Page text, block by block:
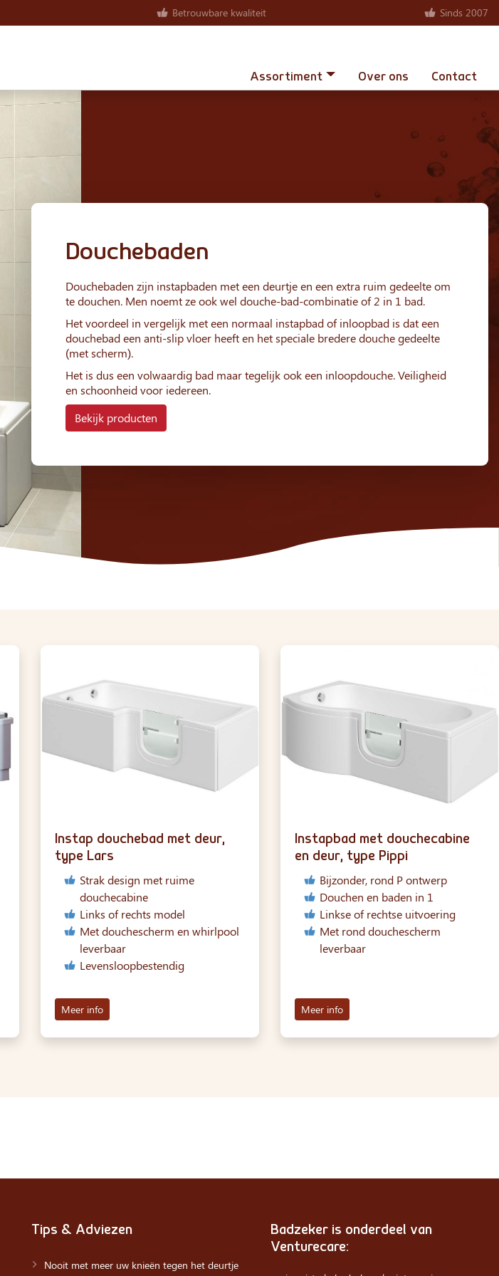
Betrouwbare kwaliteit Sinds 2007
Assortiment Over ons Contact
Douchebaden
Douchebaden zijn instapbaden met een deurtje en een extra ruim gedeelte om
te douchen. Men noemt ze ook wel douche-bad-combinatie of 2 in 1 bad.
Het voordeel in vergelijk met een normaal instapbad of inloopbad is dat een
douchebad een anti-slip vloer heeft en het speciale bredere douche gedeelte
(met scherm).
Het is dus een volwaardig bad maar tegelijk ook een inloopdouche. Veiligheid
en schoonheid voor iedereen.
Bekijk producten
Instap douchebad met deur,
type Lars
Strak design met ruime
douchecabine
Links of rechts model
Met douchescherm en whirlpool
leverbaar
Levensloopbestendig
Meer info
Instapbad met douchecabine
en deur, type Pippi
Bijzonder, rond P ontwerp
Douchen en baden in 1
Linkse of rechtse uitvoering
Met rond douchescherm
leverbaar
Meer info
Tips & Adviezen
Nooit met meer uw knieën tegen het deurtje
Badzeker is onderdeel van
Venturecare: